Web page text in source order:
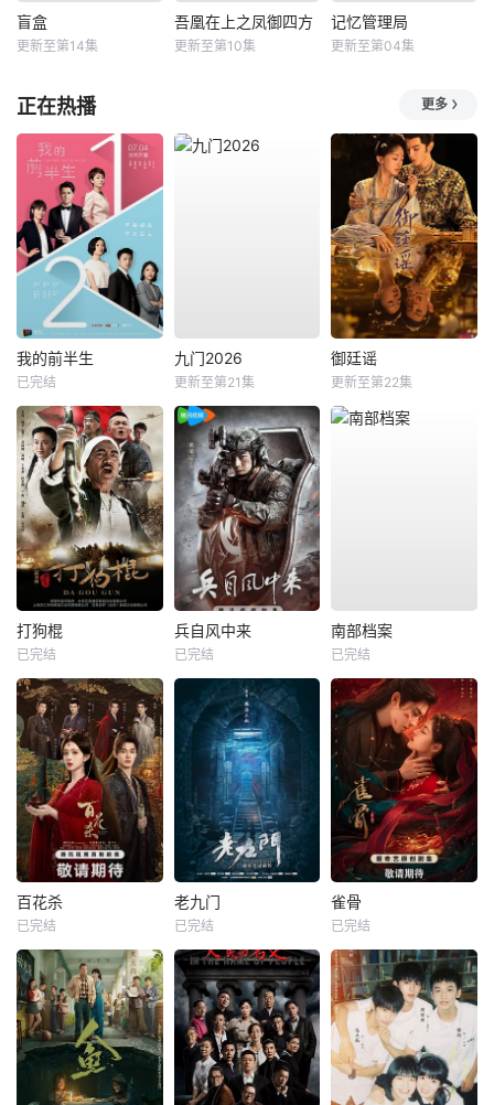
盲盒
更新至第14集
吾凰在上之凤御四方
更新至第10集
记忆管理局
更新至第04集
正在热播 更多
我的前半生
已完结
九门2026
更新至第21集
御廷谣
更新至第22集
打狗棍
已完结
兵自风中来
已完结
南部档案
已完结
百花杀
已完结
老九门
已完结
雀骨
已完结